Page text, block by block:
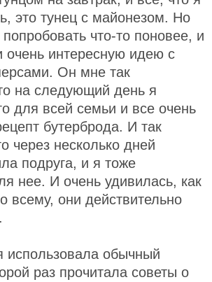
это тунец с майонезом. Но
что-то поновее, и
очень интересную идею с
Он мне так
на следующий день я
для всей семьи и все очень
бутерброда. И так
через несколько дней
подруга, и я тоже
нее. И очень удивилась, как
всему, они действительно
использовала обычный
раз прочитала советы о